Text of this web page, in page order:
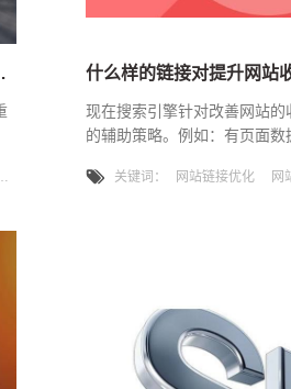
优化排名 什么样的链接对提升网站
现在搜索引擎针对改善网站
的辅助策略。例如：有页面
SEO角度来说，不过这种辅
关键词： 网站链接优化 网